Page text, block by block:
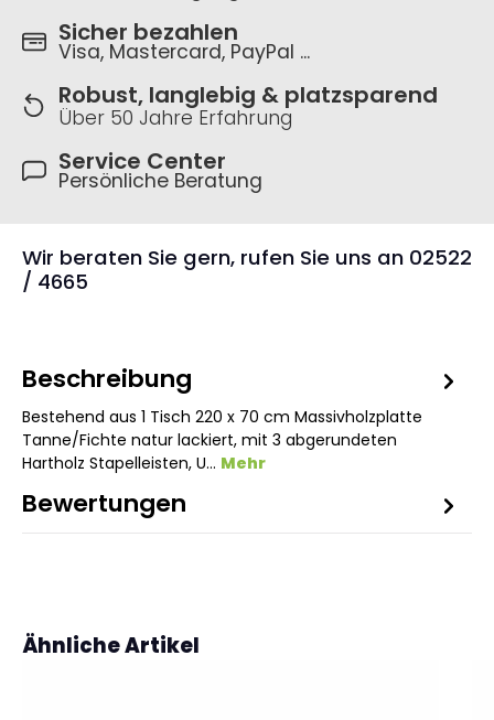
Sicher bezahlen
Visa, Mastercard, PayPal ...
Robust, langlebig & platzsparend
Über 50 Jahre Erfahrung
Service Center
Persönliche Beratung
Wir beraten Sie gern, rufen Sie uns an 02522
/ 4665
Beschreibung
Bestehend aus 1 Tisch 220 x 70 cm Massivholzplatte
Tanne/Fichte natur lackiert, mit 3 abgerundeten
Hartholz Stapelleisten, U… Mehr
Bewertungen
Produktgalerie überspringen
Ähnliche Artikel